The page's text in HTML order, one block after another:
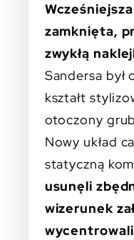
zamknięta,
zwykłą
Sandersa był
kształt
otoczony
Nowy układ
statyczną
usunęli
wizerunek